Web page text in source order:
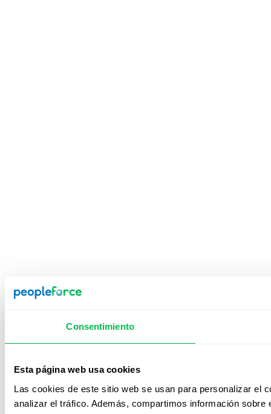
Consentimiento
Esta página web usa cookies
Las cookies de este sitio web se usan para personalizar el
analizar el tráfico. Además, compartimos información